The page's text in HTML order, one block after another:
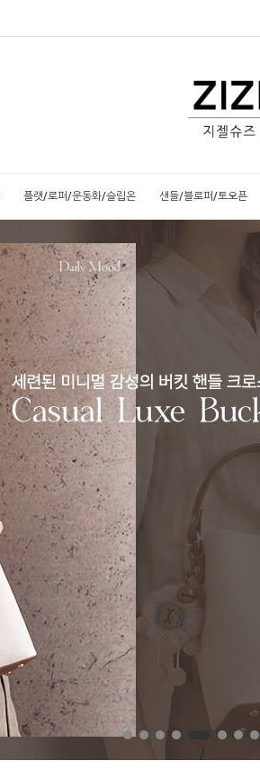
플랫/로퍼/운동화/슬립온 샌들/블로퍼/토오픈